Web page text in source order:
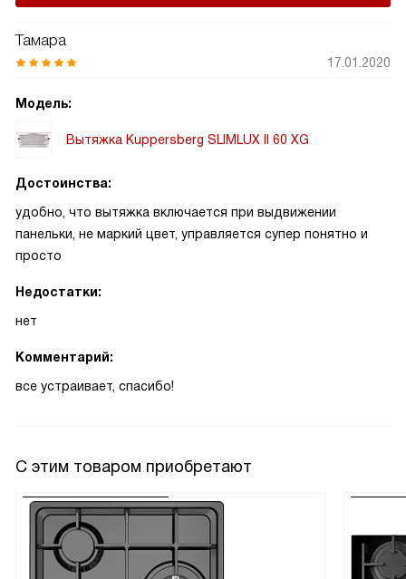
Тамара
17.01.2020
Модель:
Вытяжка Kuppersberg SLIMLUX II 60 XG
Достоинства:
удобно, что вытяжка включается при выдвижении
панельки, не маркий цвет, управляется супер понятно и
просто
Недостатки:
нет
Комментарий:
все устраивает, спасибо!
С этим товаром приобретают